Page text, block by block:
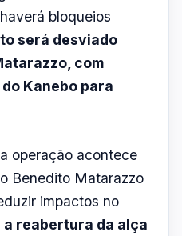
sentido Rio de
do Carro.
desvios
ao Viaduto do
da CCR irão
e monitorar a
pontos de